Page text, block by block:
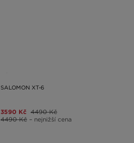
SALOMON XT-6
3590 Kč 4490 Kč
4490 Kč – nejnižší cena